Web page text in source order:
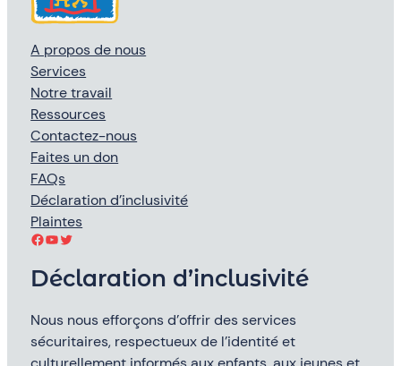
A propos de nous
Services
Notre travail
Ressources
Contactez-nous
Faites un don
FAQs
Déclaration d’inclusivité
Plaintes
Facebook YouTube Twitter
Déclaration d’inclusivité
Nous nous efforçons d’offrir des services
sécuritaires, respectueux de l’identité et